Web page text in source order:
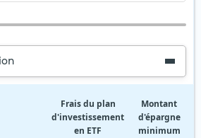
Frais du plan
d'investissement
en ETF
Montant
d'épargne
minimum